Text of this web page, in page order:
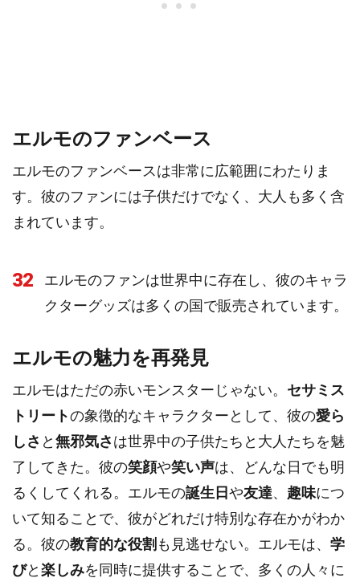
エルモのファンベース
エルモのファンベースは非常に広範囲にわたりま
す。彼のファンには子供だけでなく、大人も多く含
まれています。
32
エルモのファンは世界中に存在し、彼のキャラ
クターグッズは多くの国で販売されています。
エルモの魅力を再発見
エルモはただの赤いモンスターじゃない。 セサミス
トリートの象徴的なキャラクターとして、彼の愛ら
しさ と無邪気さは世界中の子供たちと大人たちを魅
了してきた。彼の笑顔や笑い声は、どんな日でも明
るくしてくれる。エルモの誕生日や友達、 趣味につ
いて知ることで、彼がどれだけ特別な存在かがわか
る。彼の教育的な役割 も見逃せない。エルモは、 学
びと楽しみを同時に提供することで、多くの人々に